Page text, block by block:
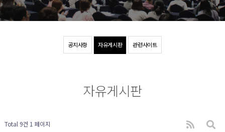
공지사항 자유게시판 관련사이트
자유게시판
Total 9건 1 페이지